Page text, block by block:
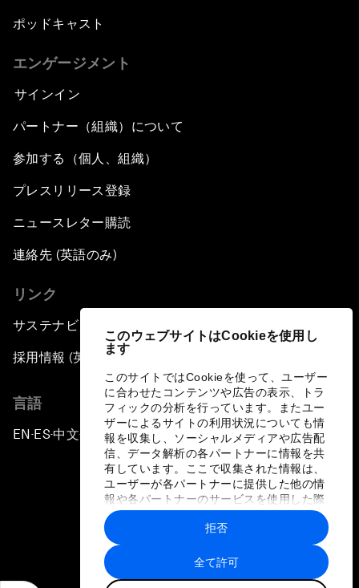
このウェブサイトはCookieを使用し
ます
このサイトではCookieを使って、ユーザー
に合わせたコンテンツや広告の表示、トラ
フィックの分析を行っています。またユー
ザーによるサイトの利用状況についても情
報を収集し、ソーシャルメディアや広告配
信、データ解析の各パートナーに情報を共
有しています。ここで収集された情報は、
ユーザーが各パートナーに提供した他の情
報や各パートナーのサービスを使用した際
に収集された情報と組み合わされ、各パー
トナーによって使用されることがありま
す。
全て許可
拒否
ポッドキャスト
エンゲージメント
サインイン
パートナー（組織）について
参加する（個人、組織）
プレスリリース登録
ニュースレター購読
連絡先 (英語のみ)
リンク
サステナビリティへの取り組み
採用情報 (英語のみ)
言語
EN ▪ES▪中文▪ 日本語
プライバシーポリシーと利用規約
サイトマップ